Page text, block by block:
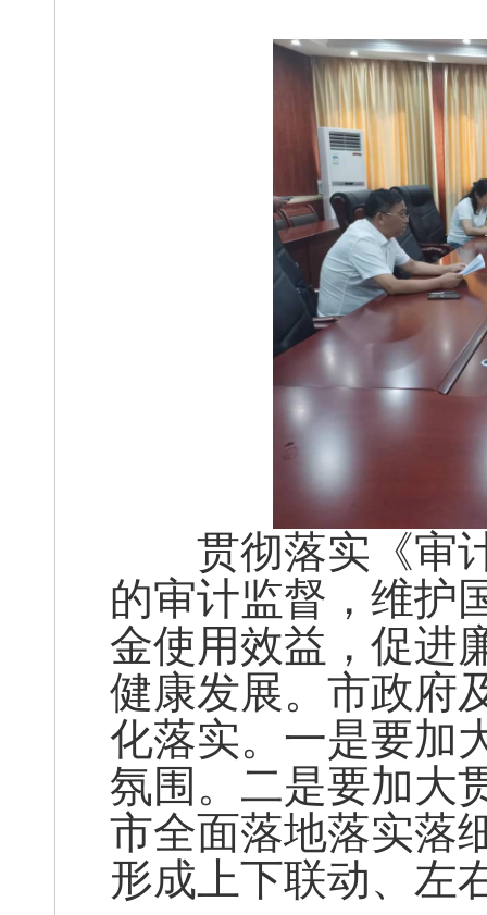
贯彻落实《审计
的审计监督，维护
金使用效益，促进
健康发展。市政府
化落实。一是要加
氛围。二是要加大
市全面落地落实落
形成上下联动、左